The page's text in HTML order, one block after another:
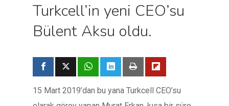
Turkcell’in yeni CEO’su
Bülent Aksu oldu.
15 Mart 2019’dan bu yana Turkcell CEO’su